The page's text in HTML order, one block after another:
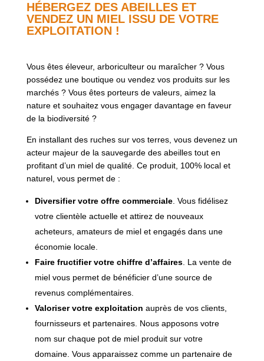
HÉBERGEZ DES ABEILLES ET
VENDEZ UN MIEL ISSU DE VOTRE
EXPLOITATION !
Vous êtes éleveur, arboriculteur ou maraîcher ? Vous
possédez une boutique ou vendez vos produits sur les
marchés ? Vous êtes porteurs de valeurs, aimez la
nature et souhaitez vous engager davantage en faveur
de la biodiversité ?
En installant des ruches sur vos terres, vous devenez un
acteur majeur de la sauvegarde des abeilles tout en
profitant d’un miel de qualité. Ce produit, 100% local et
naturel, vous permet de :
Diversifier votre offre commerciale. Vous fidélisez
votre clientèle actuelle et attirez de nouveaux
acheteurs, amateurs de miel et engagés dans une
économie locale.
Faire fructifier votre chiffre d’affaires. La vente de
miel vous permet de bénéficier d’une source de
revenus complémentaires.
Valoriser votre exploitation auprès de vos clients,
fournisseurs et partenaires. Nous apposons votre
nom sur chaque pot de miel produit sur votre
domaine. Vous apparaissez comme un partenaire de